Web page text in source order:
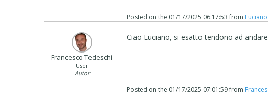
Posted on the 01/17/2025 06:17:53from Luciano
Francesco Tedeschi
User
Autor
Ciao Luciano, si esatto tendono ad
Posted on the 01/17/2025 07:01:59from